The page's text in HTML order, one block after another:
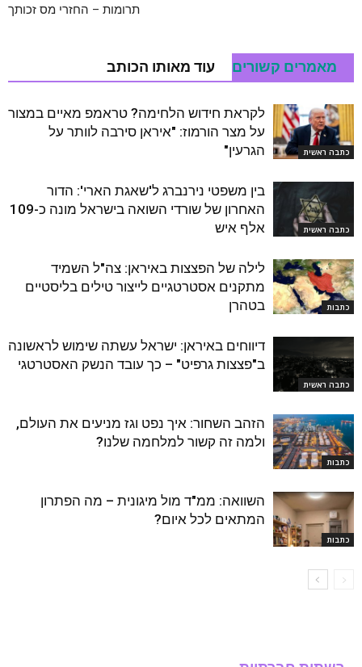
תרומות – החזרי מס זכותך
מאמרים קשורים עוד מאותו הכותב
כתבה ראשית
לקראת חידוש הלחימה? טראמפ מאיים במצור
על מצר הורמוז: "איראן סירבה לוותר על
הגרעין"
כתבה ראשית
בין משפטי נירנברג ל'שאגת הארי': הדור
האחרון של שורדי השואה בישראל מונה כ-109
אלף איש
כתבות
לילה של הפצצות באיראן: צה"ל השמיד
מתקנים אסטרטגיים לייצור טילים בליסטיים
בטהרן
כתבה ראשית
דיווחים באיראן: ישראל עשתה שימוש לראשונה
ב"פצצות גרפיט" – כך עובד הנשק האסטרטגי
כתבות
הזהב השחור: איך נפט וגז מניעים את העולם,
ולמה זה קשור למלחמה שלנו?
כתבות
השוואה: ממ"ד מול מיגונית – מה הפתרון
המתאים לכל איום?